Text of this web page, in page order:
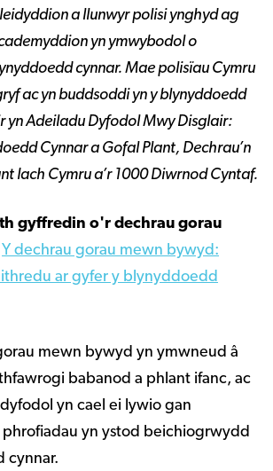
a llunwyr polisi ynghyd ag
yn ymwybodol o
cynnar. Mae polisïau Cymru
ac yn buddsoddi yn y blynyddoedd
yn Adeiladu Dyfodol Mwy Disglair:
Cynnar a Gofal Plant, Dechrau’n
Iach Cymru a’r 1000 Diwrnod Cyntaf.
gyffredin o'r dechrau gorau
Y dechrau gorau mewn bywyd:
ar gyfer y blynyddoedd
mewn bywyd yn ymwneud â
babanod a phlant ifanc, ac
yn cael ei lywio gan
yn ystod beichiogrwydd
cynnar.